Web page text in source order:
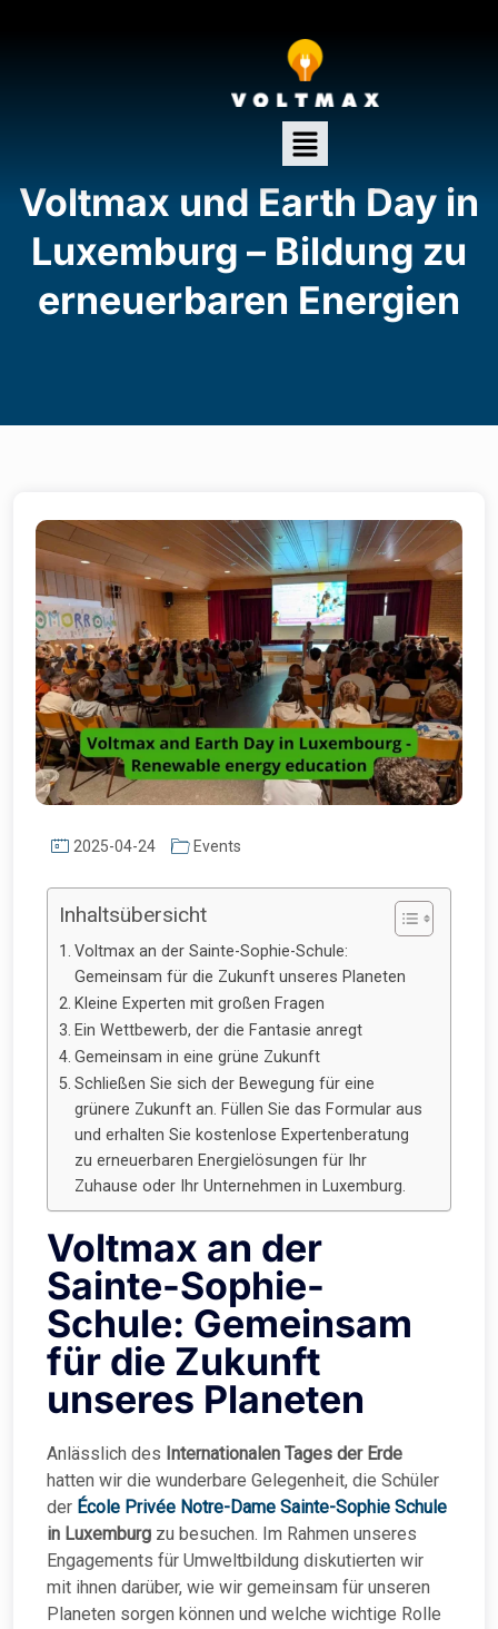
Voltmax und Earth Day in
Luxemburg – Bildung zu
erneuerbaren Energien
2025-04-24 Events
Inhaltsübersicht
Voltmax an der Sainte-Sophie-Schule:
Gemeinsam für die Zukunft unseres Planeten
Kleine Experten mit großen Fragen
Ein Wettbewerb, der die Fantasie anregt
Gemeinsam in eine grüne Zukunft
Schließen Sie sich der Bewegung für eine
grünere Zukunft an. Füllen Sie das Formular aus
und erhalten Sie kostenlose Expertenberatung
zu erneuerbaren Energielösungen für Ihr
Zuhause oder Ihr Unternehmen in Luxemburg.
Voltmax an der
Sainte-Sophie-
Schule: Gemeinsam
für die Zukunft
unseres Planeten
Anlässlich des Internationalen Tages der Erde
hatten wir die wunderbare Gelegenheit, die Schüler
der École Privée Notre-Dame Sainte-Sophie Schule
in Luxemburg zu besuchen. Im Rahmen unseres
Engagements für Umweltbildung diskutierten wir
mit ihnen darüber, wie wir gemeinsam für unseren
Planeten sorgen können und welche wichtige Rolle